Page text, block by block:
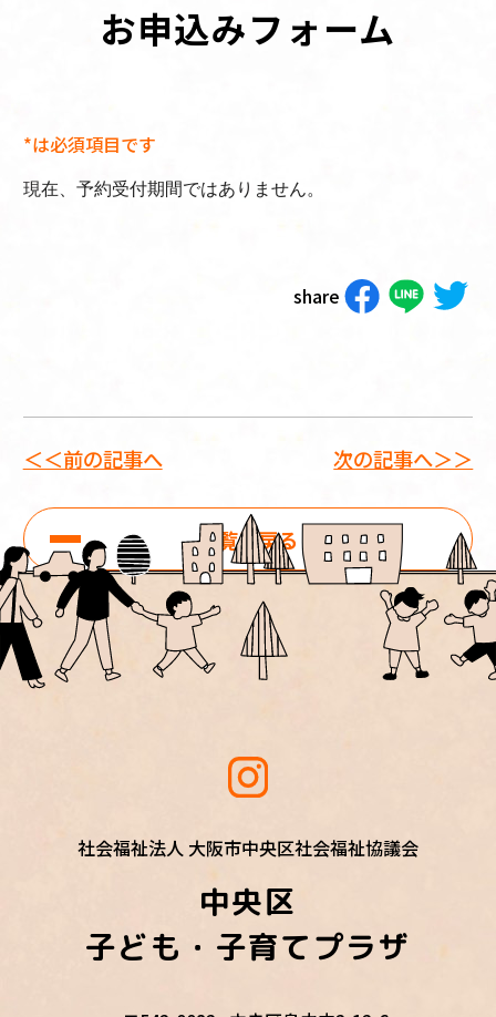
お申込みフォーム
*は必須項目です
現在、予約受付期間ではありません。
share
＜＜前の記事へ
一覧に戻る
次の記事へ＞＞
社会福祉法人 大阪市中央区社会福祉協議会
中央区
子ども・子育てプラザ